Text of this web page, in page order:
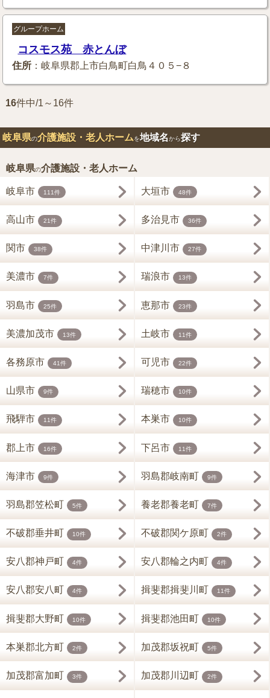
グループホーム
コスモス苑 赤とんぼ
住所 ：岐阜県郡上市白鳥町白鳥４０５−８
16件中/1～16件
岐阜県の介護施設・老人ホームを地域名から探す
岐阜県の介護施設・老人ホーム
岐阜市 111件 大垣市 48件
高山市 21件 多治見市 36件
関市 38件 中津川市 27件
美濃市 7件 瑞浪市 13件
羽島市 25件 恵那市 23件
美濃加茂市 13件 土岐市 11件
各務原市 41件 可児市 22件
山県市 9件 瑞穂市 10件
飛騨市 11件 本巣市 10件
郡上市 16件 下呂市 11件
海津市 9件 羽島郡岐南町 9件
羽島郡笠松町 5件 養老郡養老町 7件
不破郡垂井町 10件 不破郡関ケ原町 2件
安八郡神戸町 4件 安八郡輪之内町 4件
安八郡安八町 4件 揖斐郡揖斐川町 11件
揖斐郡大野町 10件 揖斐郡池田町 10件
本巣郡北方町 2件 加茂郡坂祝町 5件
加茂郡富加町 3件 加茂郡川辺町 2件